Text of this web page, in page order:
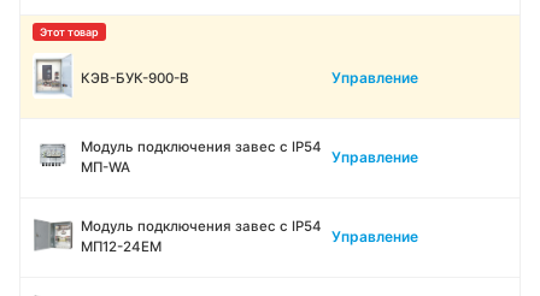
КЭВ-БУК-900-В Управление
Модуль подключения завес c IP54
МП-WA
Управление
Модуль подключения завес c IP54
МП12-24ЕМ
Управление